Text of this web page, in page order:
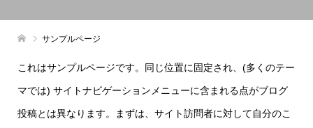
サンプルページ
これはサンプルページです。同じ位置に固定され、(多くのテー
マでは) サイトナビゲーションメニューに含まれる点がブログ
投稿とは異なります。まずは、サイト訪問者に対して自分のこ